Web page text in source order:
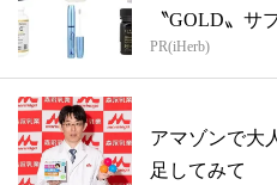
〝GOLD〟サ
PR(iHerb)
アマゾンで大
足してみて